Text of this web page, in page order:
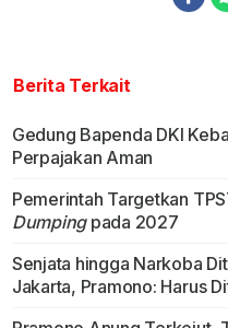
Berita Terkait
Gedung Bapenda DKI
Perpajakan Aman
Pemerintah Targetkan
Dumpingpada 2027
Senjata hingga Narkoba
Jakarta, Pramono: Harus